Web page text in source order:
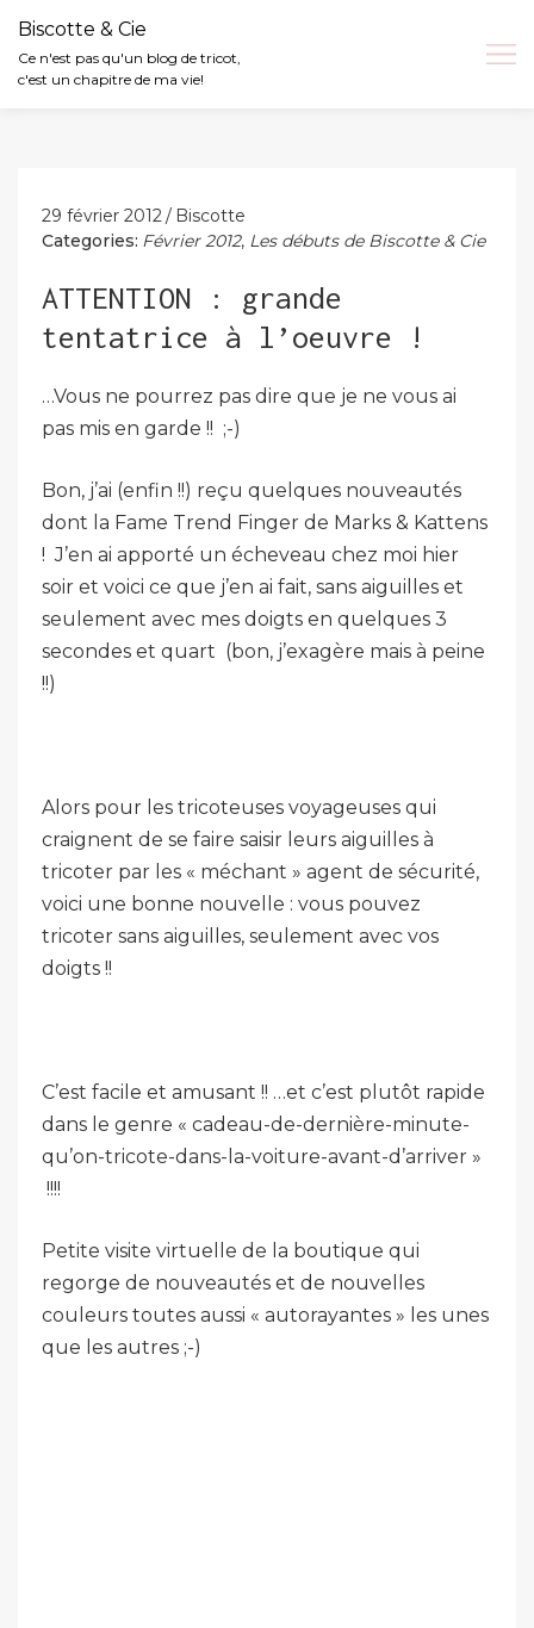
Biscotte & Cie
Ce n'est pas qu'un blog de tricot,
c'est un chapitre de ma vie!
29 février 2012
Biscotte
Categories: Février 2012, Les débuts de Biscotte & Cie
ATTENTION : grande
tentatrice à l’oeuvre !
…Vous ne pourrez pas dire que je ne vous ai
pas mis en garde !! ;-)
Bon, j’ai (enfin !!) reçu quelques nouveautés
dont la Fame Trend Finger de Marks & Kattens
! J’en ai apporté un écheveau chez moi hier
soir et voici ce que j’en ai fait, sans aiguilles et
seulement avec mes doigts en quelques 3
secondes et quart (bon, j’exagère mais à peine
!!)
Alors pour les tricoteuses voyageuses qui
craignent de se faire saisir leurs aiguilles à
tricoter par les « méchant » agent de sécurité,
voici une bonne nouvelle : vous pouvez
tricoter sans aiguilles, seulement avec vos
doigts !!
C’est facile et amusant !! …et c’est plutôt rapide
dans le genre « cadeau-de-dernière-minute-
qu’on-tricote-dans-la-voiture-avant-d’arriver »
!!!!
Petite visite virtuelle de la boutique qui
regorge de nouveautés et de nouvelles
couleurs toutes aussi « autorayantes » les unes
que les autres ;-)